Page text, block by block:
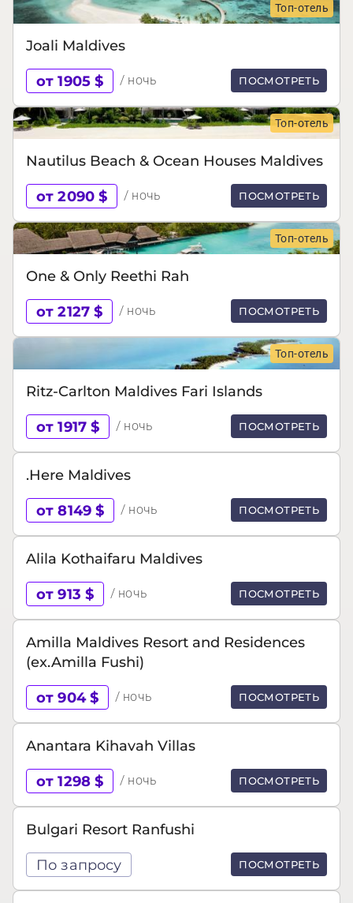
Топ-отель
Joali Maldives
от 1905 $ / ночь ПОСМОТРЕТЬ
Топ-отель
Nautilus Beach & Ocean Houses Maldives
от 2090 $ / ночь ПОСМОТРЕТЬ
Топ-отель
One & Only Reethi Rah
от 2127 $ / ночь ПОСМОТРЕТЬ
Топ-отель
Ritz-Carlton Maldives Fari Islands
от 1917 $ / ночь ПОСМОТРЕТЬ
.Here Maldives
от 8149 $ / ночь ПОСМОТРЕТЬ
Alila Kothaifaru Maldives
от 913 $ / ночь ПОСМОТРЕТЬ
Amilla Maldives Resort and Residences
(ex.Amilla Fushi)
от 904 $ / ночь ПОСМОТРЕТЬ
Anantara Kihavah Villas
от 1298 $ / ночь ПОСМОТРЕТЬ
Bulgari Resort Ranfushi
По запросу ПОСМОТРЕТЬ